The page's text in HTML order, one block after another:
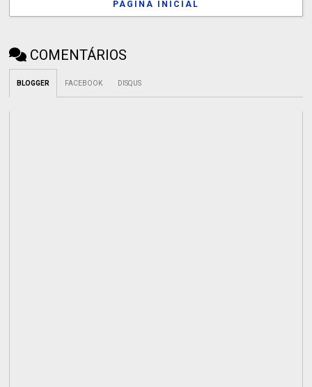
PÁGINA INICIAL
COMENTÁRIOS
BLOGGER FACEBOOK DISQUS